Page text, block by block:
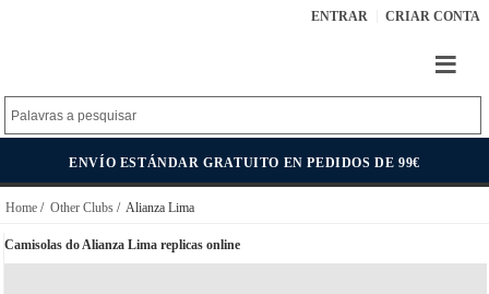
ENTRAR CRIAR CONTA
ENVÍO ESTÁNDAR GRATUITO EN PEDIDOS DE 99€
Home / Other Clubs / Alianza Lima
Camisolas do Alianza Lima replicas online